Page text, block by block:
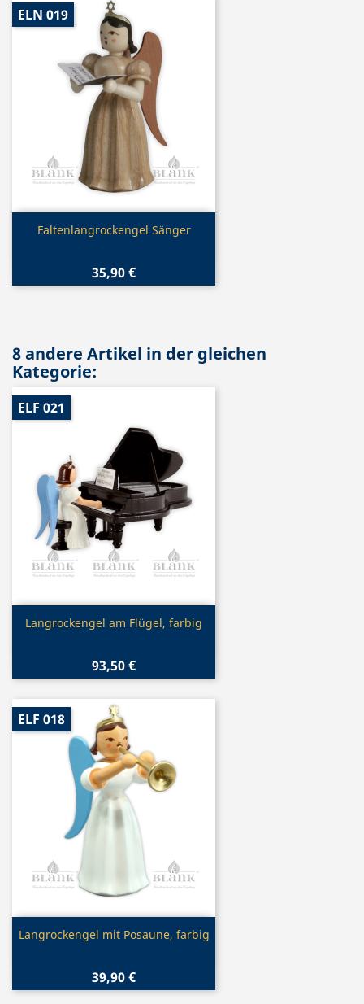
Vorschau
Faltenlangrockengel Sänger
35,90 €
ELN 019
8 andere Artikel in der gleichen
Kategorie:
Vorschau
Langrockengel am Flügel, farbig
93,50 €
ELF 021
Vorschau
Langrockengel mit Posaune, farbig
39,90 €
ELF 018